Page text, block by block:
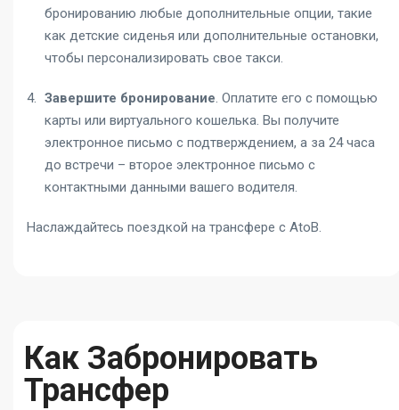
бронированию любые дополнительные опции, такие
как детские сиденья или дополнительные остановки,
чтобы персонализировать свое такси.
Завершите бронирование. Оплатите его с помощью
карты или виртуального кошелька. Вы получите
электронное письмо с подтверждением, а за 24 часа
до встречи – второе электронное письмо с
контактными данными вашего водителя.
Наслаждайтесь поездкой на трансфере с AtoB.
Как Забронировать
Трансфер